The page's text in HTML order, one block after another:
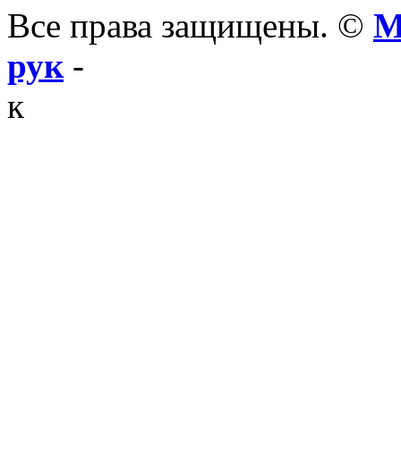
Все права защищены. ©
рук-
к